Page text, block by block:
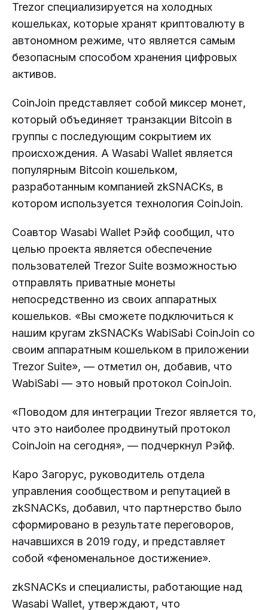
Trezor специализируется на холодных
кошельках, которые хранят криптовалюту в
автономном режиме, что является самым
безопасным способом хранения цифровых
активов.
CoinJoin представляет собой миксер монет,
который объединяет транзакции Bitcoin в
группы с последующим сокрытием их
происхождения. А Wasabi Wallet является
популярным Bitcoin кошельком,
разработанным компанией zkSNACKs, в
котором используется технология CoinJoin.
Соавтор Wasabi Wallet Рэйф сообщил, что
целью проекта является обеспечение
пользователей Trezor Suite возможностью
отправлять приватные монеты
непосредственно из своих аппаратных
кошельков. «Вы сможете подключиться к
нашим кругам zkSNACKs WabiSabi CoinJoin со
своим аппаратным кошельком в приложении
Trezor Suite», — отметил он, добавив, что
WabiSabi — это новый протокол CoinJoin.
«Поводом для интеграции Trezor является то,
что это наиболее продвинутый протокол
CoinJoin на сегодня», — подчеркнул Рэйф.
Каро Загорус, руководитель отдела
управления сообществом и репутацией в
zkSNACKs, добавил, что партнерство было
сформировано в результате переговоров,
начавшихся в 2019 году, и представляет
собой «феноменальное достижение».
zkSNACKs и специалисты, работающие над
Wasabi Wallet, утверждают, что